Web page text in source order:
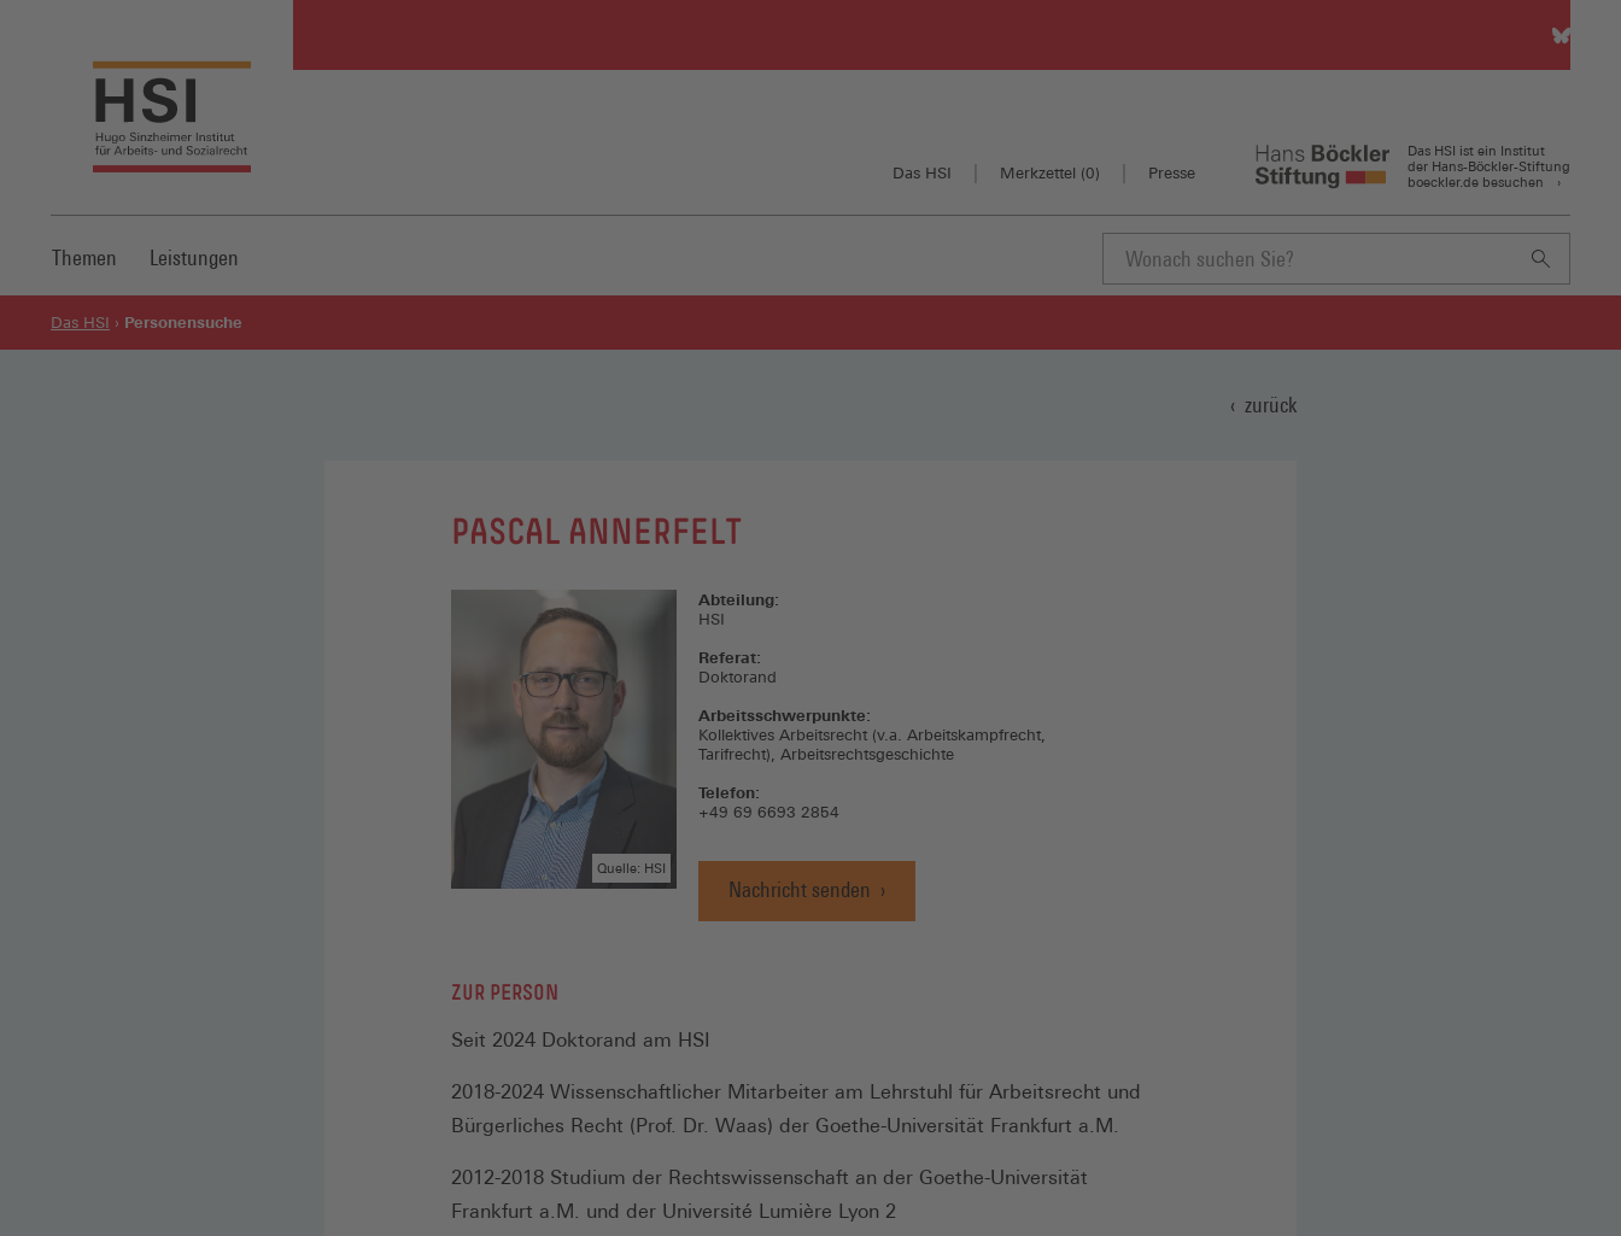
HSI
auf
einem
neuen
Fenster)
Das HSI Merkzettel (0) Presse
Das HSI ist ein Institut
der Hans-Böckler-Stiftung
boeckler.de besuchen
Themen Leistungen
Suchbegriff
Das HSI Personensuche
zurück
:
PASCAL ANNERFELT
Quelle: HSI
Abteilung:
HSI
Referat:
Doktorand
Arbeitsschwerpunkte:
Kollektives Arbeitsrecht (v.a. Arbeitskampfrecht,
Tarifrecht), Arbeitsrechtsgeschichte
Telefon:
+49 69 6693 2854
Nachricht senden
ZUR PERSON
Seit 2024 Doktorand am HSI
2018-2024 Wissenschaftlicher Mitarbeiter am Lehrstuhl für Arbeitsrecht und
Bürgerliches Recht (Prof. Dr. Waas) der Goethe-Universität Frankfurt a.M.
2012-2018 Studium der Rechtswissenschaft an der Goethe-Universität
Frankfurt a.M. und der Université Lumière Lyon 2